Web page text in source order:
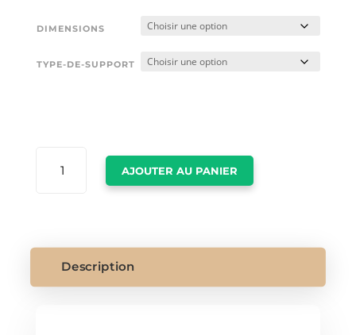
DIMENSIONS
TYPE-DE-SUPPORT
AJOUTER AU PANIER
Description